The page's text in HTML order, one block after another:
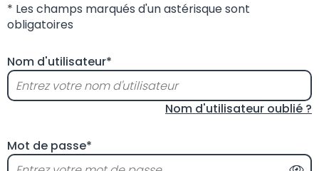
* Les champs marqués d'un astérisque sont
obligatoires
Nom d'utilisateur*
Nom d'utilisateur oublié ?
Mot de passe*